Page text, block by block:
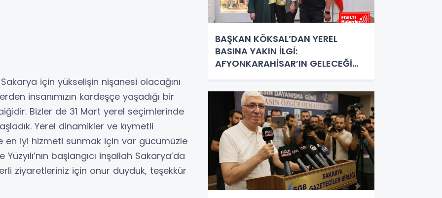
Sakarya için yükselişin nişanesi olacağını
insanımızın kardeşçe yaşadığı bir
Bizler de 31 Mart yerel seçimlerinde
Yerel dinamikler ve kıymetli
en iyi hizmeti sunmak için var gücümüzle
başlangıcı inşallah Sakarya’da
ziyaretleriniz için onur duyduk, teşekkür
BAŞKAN KÖKSAL’DAN YEREL
BASINA YAKIN İLGİ:
AFYONKARAHİSAR’IN GELECEĞİ